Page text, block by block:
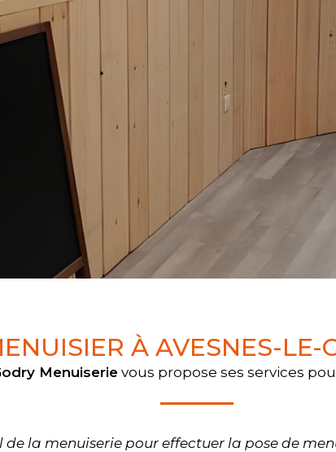
À AVESNES-LE-
Menuiserievous propose ses services
la menuiserie pour effectuer la pose de